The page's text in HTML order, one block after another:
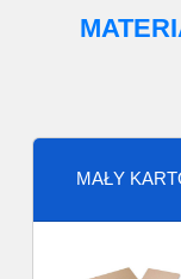
MAŁY